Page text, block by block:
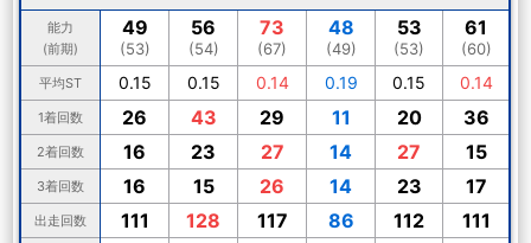
能力
(前期)
49
(53)
56
(54)
73
(67)
48
(49)
53
(53)
61
(60)
平均ST 0.15 0.15 0.14 0.19 0.15 0.14
1着回数 26 43 29 11 20 36
2着回数 16 23 27 14 27 15
3着回数 16 15 26 14 23 17
出走回数 111 128 117 86 112 111